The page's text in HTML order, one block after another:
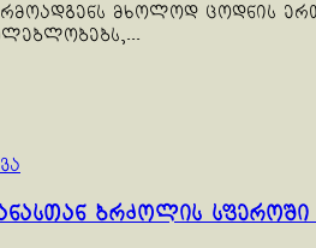
მხოლოდ ცოდნის
ბრძოლის